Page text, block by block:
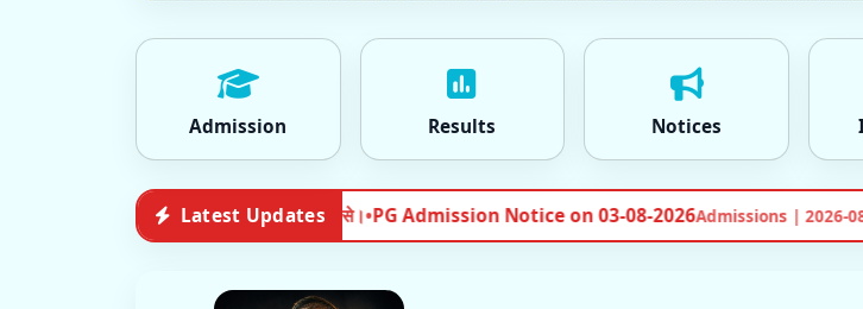
Admission Results Notices
Latest Updates
Admissions | 2026-08-03•PG Admission NoticeAdmissions | 2026-07-24•B.Ed.-I Year 2026-27